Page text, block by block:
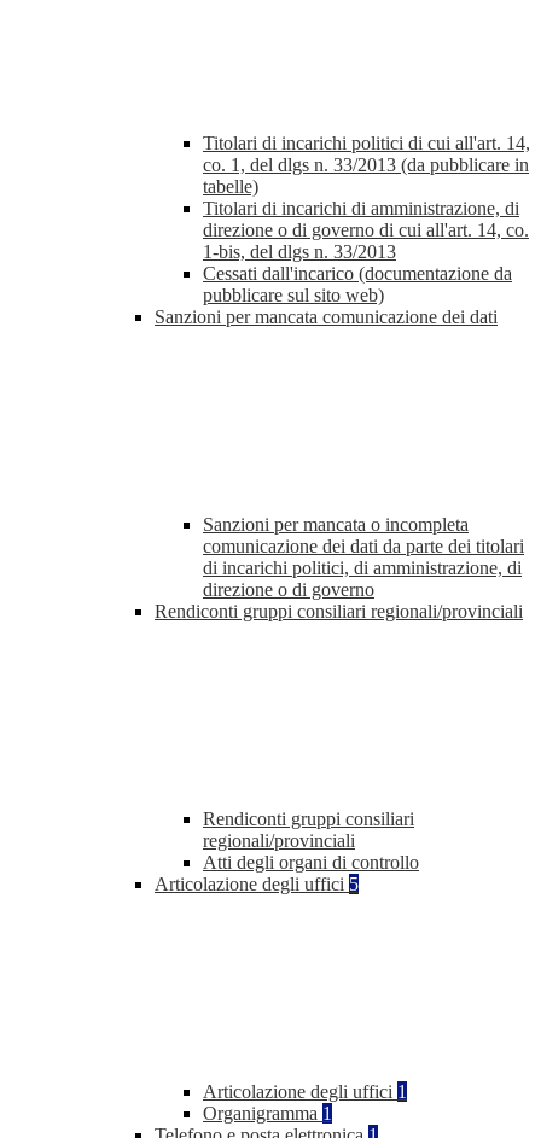
Titolari di incarichi politici di cui all'art. 14,
co. 1, del dlgs n. 33/2013 (da pubblicare in
tabelle)
Titolari di incarichi di amministrazione, di
direzione o di governo di cui all'art. 14, co.
1-bis, del dlgs n. 33/2013
Cessati dall'incarico (documentazione da
pubblicare sul sito web)
Sanzioni per mancata comunicazione dei dati
Sanzioni per mancata o incompleta
comunicazione dei dati da parte dei titolari
di incarichi politici, di amministrazione, di
direzione o di governo
Rendiconti gruppi consiliari regionali/provinciali
Rendiconti gruppi consiliari
regionali/provinciali
Atti degli organi di controllo
Articolazione degli uffici 5
Articolazione degli uffici 1
Organigramma 1